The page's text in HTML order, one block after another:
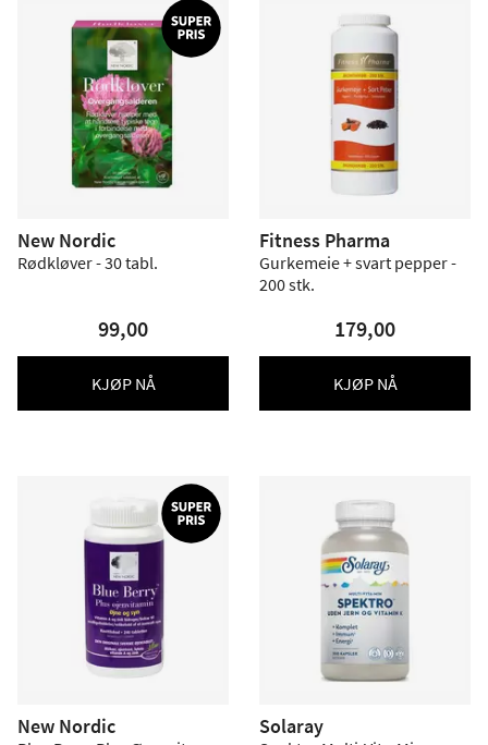
New Nordic
Rødkløver - 30 tabl.
99,00
KJØP NÅ
Fitness Pharma
Gurkemeie + svart pepper -
200 stk.
179,00
KJØP NÅ
New Nordic Solaray